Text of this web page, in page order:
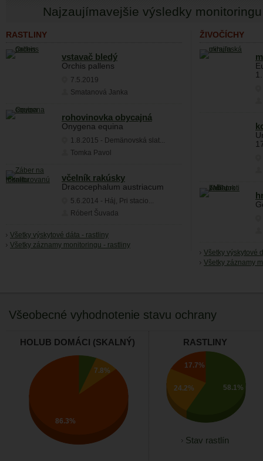
Najzaujímavejšie výsledky
RASTLINY
vstavač bledý
Orchis pallens
7.5.2019
Smatanová Janka
rohovinovka obycajná
Onygena equina
1.8.2015 - Demänovská slat...
Tomka Pavol
včelník rakúsky
Dracocephalum austriacum
5.6.2014 - Háj, Pri stacio...
Róbert Šuvada
Všetky výskytové dáta - rastliny
Všetky záznamy monitoringu - rastliny
ŽIVOČÍCHY
Všetky výskytové
Všetky záznamy
Všeobecné vyhodnotenie stavu ochrany
HOLUB DOMÁCI (SKALNÝ)
7.8%
86.3%
RASTLINY
17.7%
24.2% 58.1%
Stav rastlín